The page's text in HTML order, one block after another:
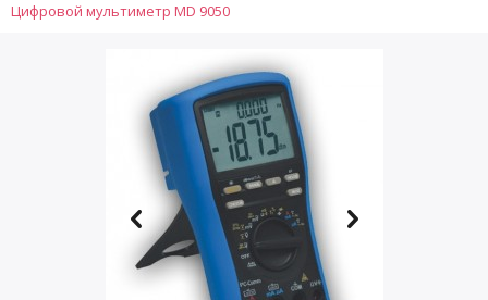
Цифровой мультиметр MD 9050